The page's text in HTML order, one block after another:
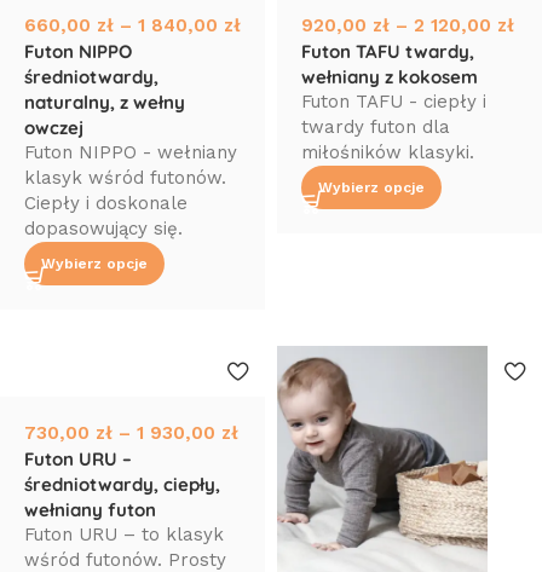
660,00 zł – 1 840,00 zł
Futon NIPPO
średniotwardy,
naturalny, z wełny
owczej
Futon NIPPO - wełniany
klasyk wśród futonów.
Ciepły i doskonale
dopasowujący się.
Wybierz opcje
920,00 zł – 2 120,00 zł
Futon TAFU twardy,
wełniany z kokosem
Futon TAFU - ciepły i
twardy futon dla
miłośników klasyki.
Wybierz opcje
730,00 zł – 1 930,00 zł
Futon URU –
średniotwardy, ciepły,
wełniany futon
Futon URU – to klasyk
wśród futonów. Prosty